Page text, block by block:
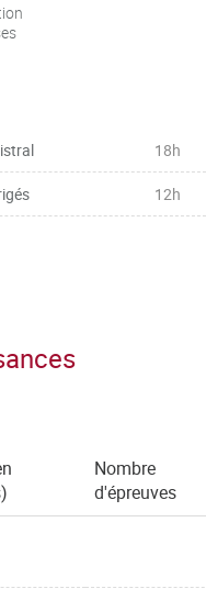
18h
12h
Nombre
d'épreuves